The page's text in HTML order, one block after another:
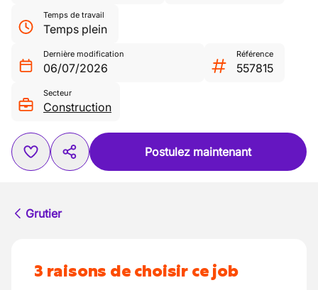
Temps de travail
Temps plein
Dernière modification
06/07/2026
Référence
557815
Secteur
Construction
Postulez maintenant
Grutier
3 raisons de choisir ce job